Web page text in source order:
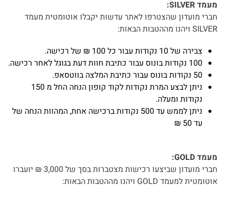
מעמד SILVER:
חברי מועדון שהצטרפו לאתר עדשות יקבלו אוטומטית מעמד
SILVER ויהנו מההטבות הבאות:
צבירה של 10 נקודות עבור כל 100 ₪ של רכישה.
100 נקודות בונוס עבור כתיבת חוות דעת בגוגל לאחר רכישה.
50 נקודות בונוס עבור כתיבת המלצה בווטסאפ.
ניתן לבצע המרת נקודות לקוד קופון הנחה החל מ 150
נקודות ומעלה.
ניתן לממש עד 500 נקודות ברכישה אחת, המהוות הנחה של
עד 50 ₪
מעמד GOLD:
חברי מועדון שביצעו רכישות מצטברות בסך של 3,000 ₪ יועברו
אוטומטית למעמד GOLD ויהנו מההטבות הבאות: